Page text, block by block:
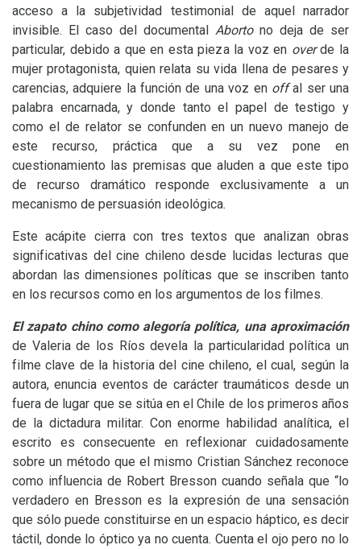
acceso a la subjetividad testimonial de aquel narrador
invisible. El caso del documental Abortono deja de ser
particular, debido a que en esta pieza la voz en overde la
mujer protagonista, quien relata su vida llena de pesares y
carencias, adquiere la función de una voz en offal ser una
palabra encarnada, y donde tanto el papel de testigo y
como el de relator se confunden en un nuevo manejo de
este recurso, práctica que a su vez pone en
cuestionamiento las premisas que aluden a que este tipo
de recurso dramático responde exclusivamente a un
mecanismo de persuasión ideológica.
Este acápite cierra con tres textos que analizan obras
significativas del cine chileno desde lucidas lecturas que
abordan las dimensiones políticas que se inscriben tanto
en los recursos como en los argumentos de los filmes.
El zapato chino como alegoría política, una aproximación
de Valeria de los Ríos devela la particularidad política un
filme clave de la historia del cine chileno, el cual, según la
autora, enuncia eventos de carácter traumáticos desde un
fuera de lugar que se sitúa en el Chile de los primeros años
de la dictadura militar. Con enorme habilidad analítica, el
escrito es consecuente en reflexionar cuidadosamente
sobre un método que el mismo Cristian Sánchez reconoce
como influencia de Robert Bresson cuando señala que “lo
verdadero en Bresson es la expresión de una sensación
que sólo puede constituirse en un espacio háptico, es decir
táctil, donde lo óptico ya no cuenta. Cuenta el ojo pero no lo